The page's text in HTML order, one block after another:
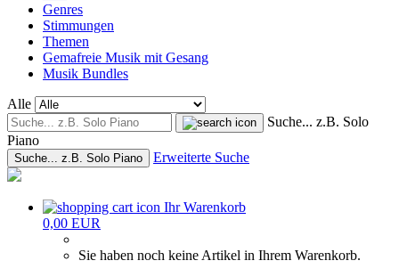
Genres
Stimmungen
Themen
Gemafreie Musik mit Gesang
Musik Bundles
Alle
Suche... z.B. Solo
Piano
Suche... z.B. Solo Piano Erweiterte Suche
Ihr Warenkorb
0,00 EUR
Sie haben noch keine Artikel in Ihrem Warenkorb.